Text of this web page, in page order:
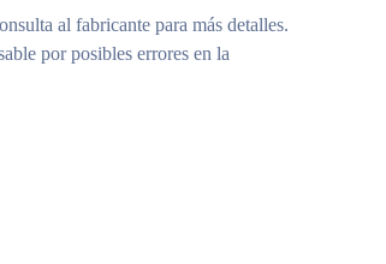
al fabricante para más detalles.
por posibles errores en la